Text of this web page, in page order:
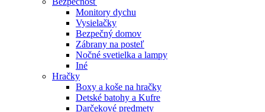
Monitory dychu
Vysielačky
Bezpečný domov
Zábrany na posteľ
Nočné svetielka a lampy
Iné
Hračky
Boxy a koše na hračky
Detské batohy a Kufre
Darčekové predmety